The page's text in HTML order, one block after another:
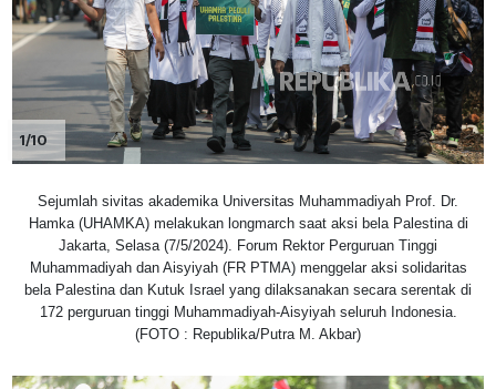
1/10
Sejumlah sivitas akademika Universitas Muhammadiyah Prof. Dr.
Hamka (UHAMKA) melakukan longmarch saat aksi bela Palestina di
Jakarta, Selasa (7/5/2024). Forum Rektor Perguruan Tinggi
Muhammadiyah dan Aisyiyah (FR PTMA) menggelar aksi solidaritas
bela Palestina dan Kutuk Israel yang dilaksanakan secara serentak di
172 perguruan tinggi Muhammadiyah-Aisyiyah seluruh Indonesia.
(FOTO : Republika/Putra M. Akbar)